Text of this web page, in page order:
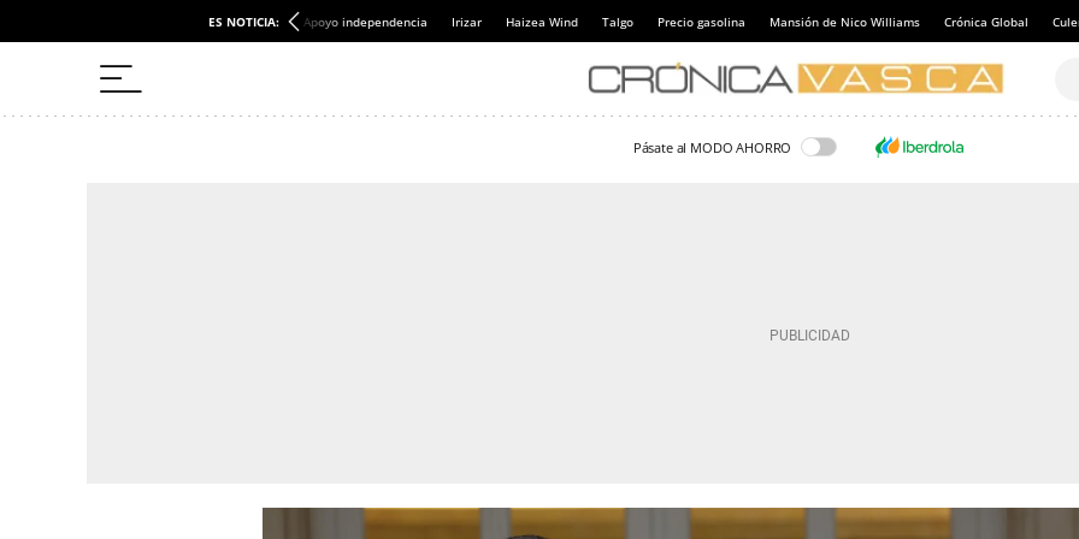
ES NOTICIA: Apoyo independencia Irizar Haizea Wind Talgo Precio gasolina Mansión de Nico Williams Crónica Global
Pásate al MODO AHORRO